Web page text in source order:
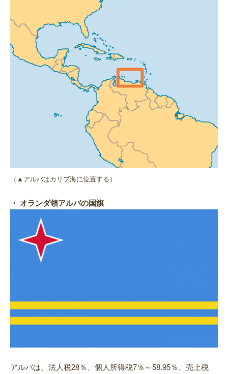
（▲アルバはカリブ海に位置する）
・ オランダ領アルバの国旗
アルバは、法人税28％、個人所得税7％～58.95％、売上税